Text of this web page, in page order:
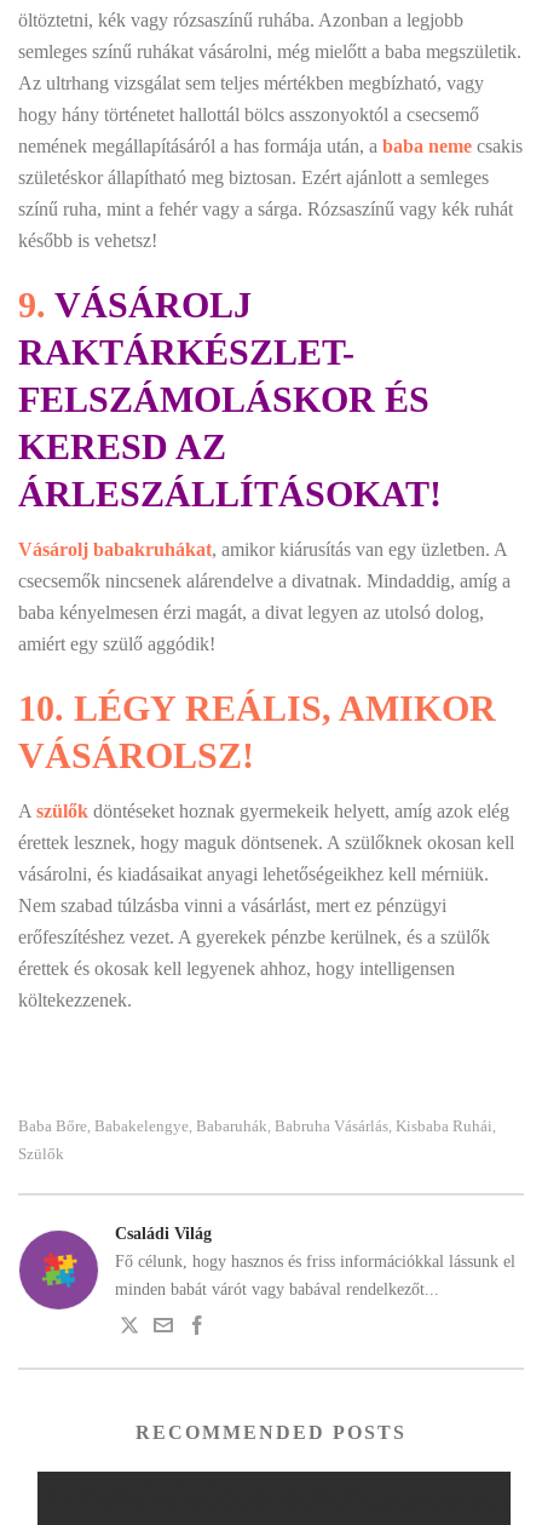
öltöztetni, kék vagy rózsaszínű ruhába. Azonban a legjobb
semleges színű ruhákat vásárolni, még mielőtt a baba megszületik.
Az ultrhang vizsgálat sem teljes mértékben megbízható, vagy
hogy hány történetet hallottál bölcs asszonyoktól a csecsemő
nemének megállapításáról a has formája után, a baba neme csakis
születéskor állapítható meg biztosan. Ezért ajánlott a semleges
színű ruha, mint a fehér vagy a sárga. Rózsaszínű vagy kék ruhát
később is vehetsz!
9. VÁSÁROLJ
RAKTÁRKÉSZLET-
FELSZÁMOLÁSKOR ÉS
KERESD AZ
ÁRLESZÁLLÍTÁSOKAT!
Vásárolj babakruhákat, amikor kiárusítás van egy üzletben. A
csecsemők nincsenek alárendelve a divatnak. Mindaddig, amíg a
baba kényelmesen érzi magát, a divat legyen az utolsó dolog,
amiért egy szülő aggódik!
10. LÉGY REÁLIS, AMIKOR
VÁSÁROLSZ!
A szülők döntéseket hoznak gyermekeik helyett, amíg azok elég
érettek lesznek, hogy maguk döntsenek. A szülőknek okosan kell
vásárolni, és kiadásaikat anyagi lehetőségeikhez kell mérniük.
Nem szabad túlzásba vinni a vásárlást, mert ez pénzügyi
erőfeszítéshez vezet. A gyerekek pénzbe kerülnek, és a szülők
érettek és okosak kell legyenek ahhoz, hogy intelligensen
költekezzenek.
Baba Bőre Babakelengye Babaruhák Babruha Vásárlás Kisbaba Ruhái
Szülők
Családi Világ
Fő célunk, hogy hasznos és friss információkkal lássunk el
minden babát várót vagy babával rendelkezőt...
RECOMMENDED POSTS